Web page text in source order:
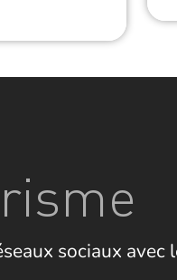
sociaux avec